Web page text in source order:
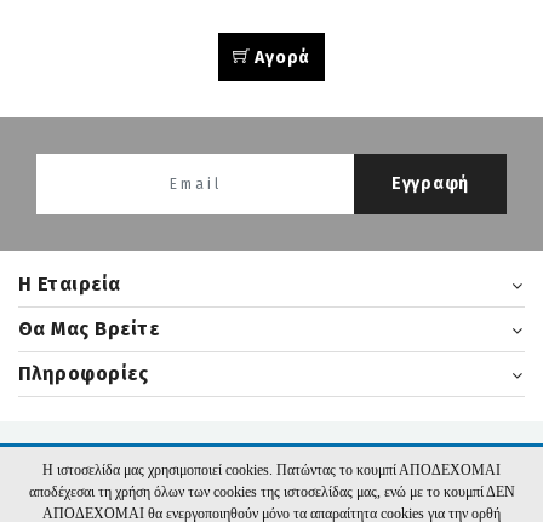
Αγορά
H Εταιρεία
Εγγραφή
Θα Μας Βρείτε
Πληροφορίες
Η ιστοσελίδα μας χρησιμοποιεί cookies. Πατώντας το κουμπί ΑΠΟΔΕΧΟΜΑΙ
αποδέχεσαι τη χρήση όλων των cookies της ιστοσελίδας μας, ενώ με το κουμπί ΔΕΝ
ΑΠΟΔΕΧΟΜΑΙ θα ενεργοποιηθούν μόνο τα απαραίτητα cookies για την ορθή